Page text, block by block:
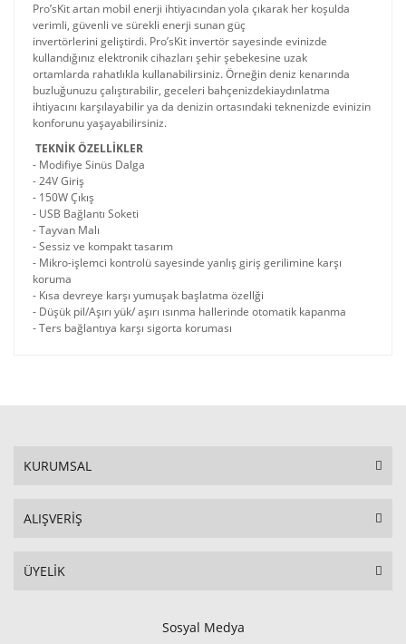
Pro’sKit artan mobil enerji ihtiyacından yola çıkarak her koşulda
verimli, güvenli ve sürekli enerji sunan güç
invertörlerini geliştirdi. Pro’sKit invertör sayesinde evinizde
kullandığınız elektronik cihazları şehir şebekesine uzak
ortamlarda rahatlıkla kullanabilirsiniz. Örneğin deniz kenarında
buzluğunuzu çalıştırabilir, geceleri bahçenizdekiaydınlatma
ihtiyacını karşılayabilir ya da denizin ortasındaki teknenizde evinizin
konforunu yaşayabilirsiniz.
TEKNİK ÖZELLİKLER
- Modifiye Sinüs Dalga
- 24V Giriş
- 150W Çıkış
- USB Bağlantı Soketi
- Tayvan Malı
- Sessiz ve kompakt tasarım
- Mikro-işlemci kontrolü sayesinde yanlış giriş gerilimine karşı
koruma
- Kısa devreye karşı yumuşak başlatma özellği
- Düşük pil/Aşırı yük/ aşırı ısınma hallerinde otomatik kapanma
- Ters bağlantıya karşı sigorta koruması
KURUMSAL
ALIŞVERİŞ
ÜYELİK
Sosyal Medya